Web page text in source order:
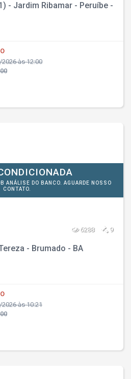
- Jardim Ribamar - Peruíbe -
às 12:00
ANÁLISE DO BANCO. AGUARDE NOSSO
CONTATO.
6288 9
- Brumado - BA
às 10:21